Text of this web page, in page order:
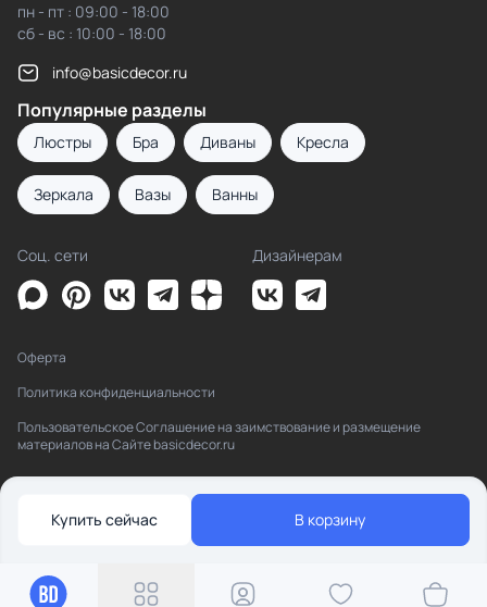
Купить сейчас В корзину
пн - пт : 09:00 - 18:00
сб - вс : 10:00 - 18:00
info@basicdecor.ru
Популярные разделы
Люстры Бра Диваны Кресла
Зеркала Вазы Ванны
Соц. сети Дизайнерам
Оферта
Политика конфиденциальности
Пользовательское Соглашение на заимствование и размещение
материалов на Сайте basicdecor.ru